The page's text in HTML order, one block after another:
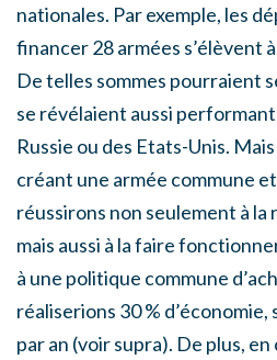
nationales. Par exemple, les
financer 28 armées s’élèvent
De telles sommes pourraient
se révélaient aussi
Russie ou des Etats-Unis.
créant une armée commune
réussirons non seulement à
mais aussi à la faire
à une politique commune
réaliserions 30 % d’économie,
par an (voir supra). De plus,